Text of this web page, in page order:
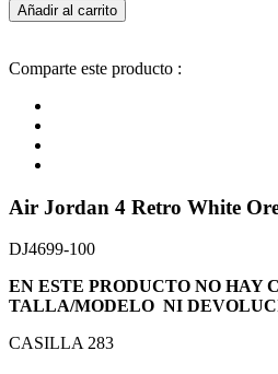
Añadir al carrito
Comparte este producto :
Air Jordan 4 Retro White
DJ4699-100
EN ESTE PRODUCTO NO HAY
TALLA/MODELO NI
CASILLA 283